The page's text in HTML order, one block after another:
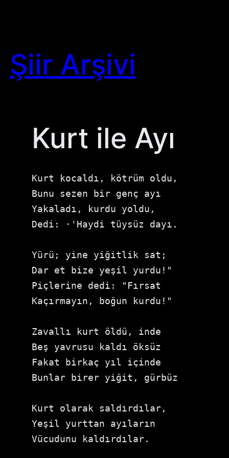
Şiir Arşivi
Kurt ile Ayı
Kurt kocaldı, kötrüm oldu,
Bunu sezen bir genç ayı
Yakaladı, kurdu yoldu,
Dedi: ·'Haydi tüysüz dayı.
Yürü; yine yiğitlik sat;
Dar et bize yeşil yurdu!"
Piçlerine dedi: "Fırsat
Kaçırmayın, boğun kurdu!"
Zavallı kurt öldü, inde
Beş yavrusu kaldı öksüz
Fakat birkaç yıl içinde
Bunlar birer yiğit, gürbüz
Kurt olarak saldırdılar,
Yeşil yurttan ayıların
Vücudunu kaldırdılar.